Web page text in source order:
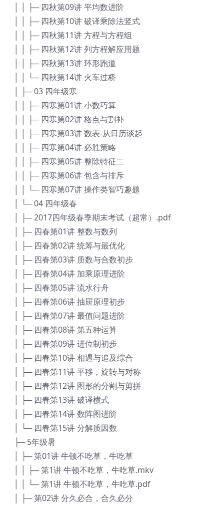
│ │ ├─ 四秋第09讲 平均数进阶
│ │ ├─ 四秋第10讲 破译乘除法竖式
│ │ ├─ 四秋第11讲 方程与方程组
│ │ ├─ 四秋第12讲 列方程解应用题
│ │ ├─ 四秋第13讲 环形跑道
│ │ └─ 四秋第14讲 火车过桥
│ ├─ 03 四年级寒
│ │ ├─ 四寒第01讲 小数巧算
│ │ ├─ 四寒第02讲 格点与割补
│ │ ├─ 四寒第03讲 数表-从日历谈起
│ │ ├─ 四寒第04讲 必胜策略
│ │ ├─ 四寒第05讲 整除特征二
│ │ ├─ 四寒第06讲 包含与排斥
│ │ └─ 四寒第07讲 操作类智巧趣题
│ └─ 04 四年级春
│ ├─ 2017四年级春季期末考试（超常）.pdf
│ ├─ 四春第01讲 整数与数列
│ ├─ 四春第02讲 统筹与最优化
│ ├─ 四春第03讲 质数与合数初步
│ ├─ 四春第04讲 加乘原理进阶
│ ├─ 四春第05讲 流水行舟
│ ├─ 四春第06讲 抽屉原理初步
│ ├─ 四春第07讲 最值问题进阶
│ ├─ 四春第08讲 第五种运算
│ ├─ 四春第09讲 进位制初步
│ ├─ 四春第10讲 相遇与追及综合
│ ├─ 四春第11讲 平移，旋转与对称
│ ├─ 四春第12讲 图形的分割与剪拼
│ ├─ 四春第13讲 破译横式
│ ├─ 四春第14讲 数阵图进阶
│ └─ 四春第15讲 分解质因数
├─ 5年级暑
│ ├─ 第01讲 牛顿不吃草，牛吃草
│ │ ├─ 第1讲 牛顿不吃草，牛吃草.mkv
│ │ └─ 第1讲 牛顿不吃草，牛吃草.pdf
│ ├─ 第02讲 分久必合，合久必分